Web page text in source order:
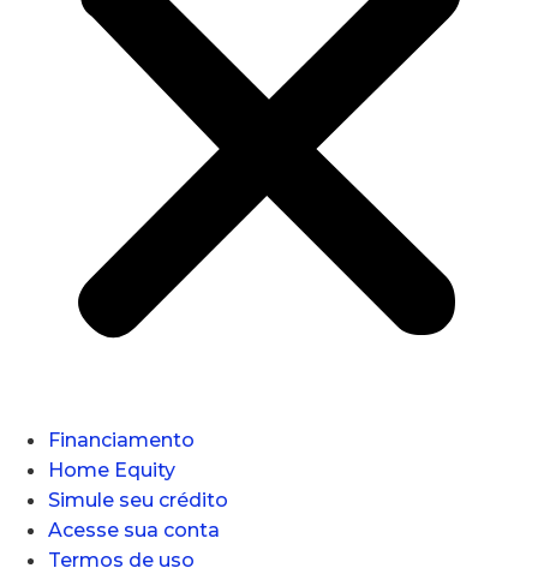
Financiamento
Home Equity
Simule seu crédito
Acesse sua conta
Termos de uso